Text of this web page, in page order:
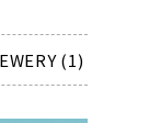
(1)